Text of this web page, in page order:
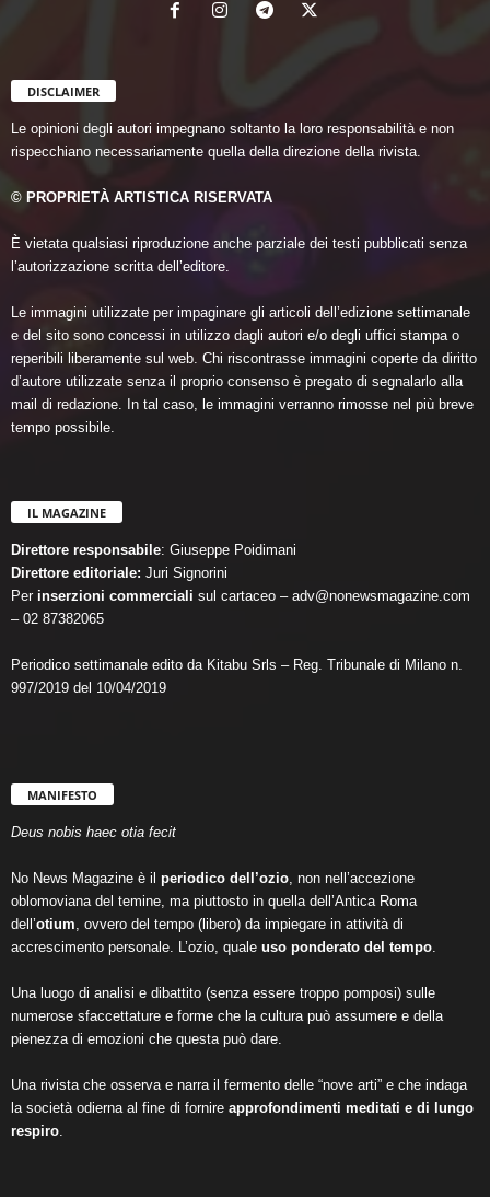
DISCLAIMER
Le opinioni degli autori impegnano soltanto la loro responsabilità e non
rispecchiano necessariamente quella della direzione della rivista.
© PROPRIETÀ ARTISTICA RISERVATA
È vietata qualsiasi riproduzione anche parziale dei testi pubblicati senza
l’autorizzazione scritta dell’editore.
Le immagini utilizzate per impaginare gli articoli dell’edizione settimanale
e del sito sono concessi in utilizzo dagli autori e/o degli uffici stampa o
reperibili liberamente sul web. Chi riscontrasse immagini coperte da diritto
d’autore utilizzate senza il proprio consenso è pregato di segnalarlo alla
mail di redazione. In tal caso, le immagini verranno rimosse nel più breve
tempo possibile.
IL MAGAZINE
Direttore responsabile: Giuseppe Poidimani
Direttore editoriale: Juri Signorini
Per inserzioni commerciali sul cartaceo – adv@nonewsmagazine.com
– 02 87382065
Periodico settimanale edito da Kitabu Srls – Reg. Tribunale di Milano n.
997/2019 del 10/04/2019
MANIFESTO
Deus nobis haec otia fecit
No News Magazine è il periodico dell’ozio , non nell’accezione
oblomoviana del temine, ma piuttosto in quella dell’Antica Roma
dell’otium , ovvero del tempo (libero) da impiegare in attività di
accrescimento personale. L’ozio, quale uso ponderato del tempo
Una luogo di analisi e dibattito (senza essere troppo pomposi) sulle
numerose sfaccettature e forme che la cultura può assumere e della
pienezza di emozioni che questa può dare.
Una rivista che osserva e narra il fermento delle “nove arti” e che indaga
la società odierna al fine di fornire approfondimenti meditati e di lungo
respiro